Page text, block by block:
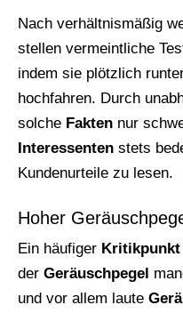
Nach verhältnismäßig
stellen vermeintliche
indem sie plötzlich
hochfahren. Durch
solche Fakten nur
Interessenten stets
Kundenurteile zu lesen.
Hoher
Ein häufiger Kritikpunkt
der Geräuschpegel
und vor allem laute